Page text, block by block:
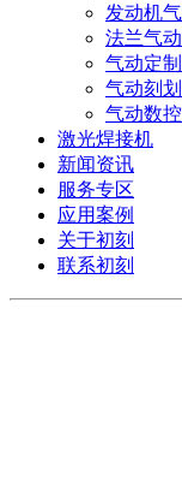
发动机
法兰气
气动定
气动刻
气动数
激光焊接机
新闻资讯
服务专区
应用案例
关于初刻
联系初刻